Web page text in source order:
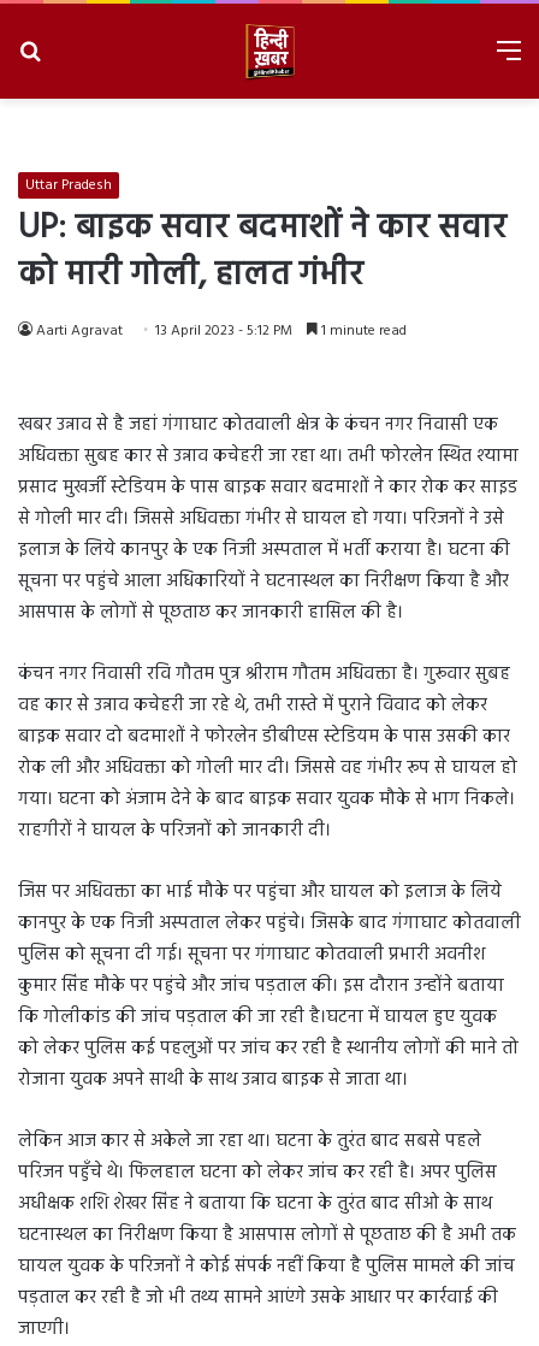
Uttar Pradesh
UP: बाइक सवार बदमाशों ने कार सवार
को मारी गोली, हालत गंभीर
Aarti Agravat 13 April 2023 - 5:12 PM 1 minute read
खबर उन्नाव से है जहां गंगाघाट कोतवाली क्षेत्र के कंचन नगर निवासी एक
अधिवक्ता सुबह कार से उन्नाव कचेहरी जा रहा था। तभी फोरलेन स्थित श्यामा
प्रसाद मुखर्जी स्टेडियम के पास बाइक सवार बदमाशों ने कार रोक कर साइड
से गोली मार दी। जिससे अधिवक्ता गंभीर से घायल हो गया। परिजनों ने उसे
इलाज के लिये कानपुर के एक निजी अस्पताल में भर्ती कराया है। घटना की
सूचना पर पहुंचे आला अधिकारियों ने घटनास्थल का निरीक्षण किया है और
आसपास के लोगों से पूछताछ कर जानकारी हासिल की है।
कंचन नगर निवासी रवि गौतम पुत्र श्रीराम गौतम अधिवक्ता है। गुरूवार सुबह
वह कार से उन्नाव कचेहरी जा रहे थे, तभी रास्ते में पुराने विवाद को लेकर
बाइक सवार दो बदमाशों ने फोरलेन डीबीएस स्टेडियम के पास उसकी कार
रोक ली और अधिवक्ता को गोली मार दी। जिससे वह गंभीर रूप से घायल हो
गया। घटना को अंजाम देने के बाद बाइक सवार युवक मौके से भाग निकले।
राहगीरों ने घायल के परिजनों को जानकारी दी।
जिस पर अधिवक्ता का भाई मौके पर पहुंचा और घायल को इलाज के लिये
कानपुर के एक निजी अस्पताल लेकर पहुंचे। जिसके बाद गंगाघाट कोतवाली
पुलिस को सूचना दी गई। सूचना पर गंगाघाट कोतवाली प्रभारी अवनीश
कुमार सिंह मौके पर पहुंचे और जांच पड़ताल की। इस दौरान उन्होंने बताया
कि गोलीकांड की जांच पड़ताल की जा रही है।घटना में घायल हुए युवक
को लेकर पुलिस कई पहलुओं पर जांच कर रही है स्थानीय लोगों की माने तो
रोजाना युवक अपने साथी के साथ उन्नाव बाइक से जाता था।
लेकिन आज कार से अकेले जा रहा था। घटना के तुरंत बाद सबसे पहले
परिजन पहुँचे थे। फिलहाल घटना को लेकर जांच कर रही है। अपर पुलिस
अधीक्षक शशि शेखर सिंह ने बताया कि घटना के तुरंत बाद सीओ के साथ
घटनास्थल का निरीक्षण किया है आसपास लोगों से पूछताछ की है अभी तक
घायल युवक के परिजनों ने कोई संपर्क नहीं किया है पुलिस मामले की जांच
पड़ताल कर रही है जो भी तथ्य सामने आएंगे उसके आधार पर कार्रवाई की
जाएगी।